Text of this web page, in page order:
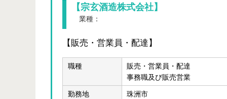
【宗玄酒造株式会社】
業種：
【販売・営業員・配達】
職種
販売・営業員・配達
事務職及び販売営業
勤務地 珠洲市